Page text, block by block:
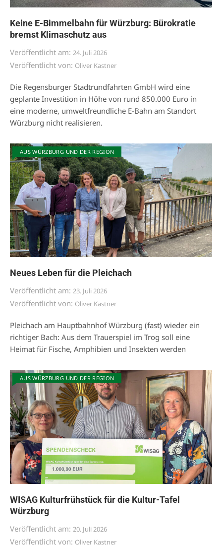
Keine E-Bimmelbahn für Würzburg: Bürokratie
bremst Klimaschutz aus
Veröffentlicht am: 24. Juli 2026
Veröffentlicht von: Oliver Kastner
Die Regensburger Stadtrundfahrten GmbH wird eine
geplante Investition in Höhe von rund 850.000 Euro in
eine moderne, umweltfreundliche E-Bahn am Standort
Würzburg nicht realisieren.
AUS WÜRZBURG UND DER REGION
Neues Leben für die Pleichach
Veröffentlicht am: 23. Juli 2026
Veröffentlicht von: Oliver Kastner
Pleichach am Hauptbahnhof Würzburg (fast) wieder ein
richtiger Bach: Aus dem Trauerspiel im Trog soll eine
Heimat für Fische, Amphibien und Insekten werden
AUS WÜRZBURG UND DER REGION
WISAG Kulturfrühstück für die Kultur-Tafel
Würzburg
Veröffentlicht am: 20. Juli 2026
Veröffentlicht von: Oliver Kastner